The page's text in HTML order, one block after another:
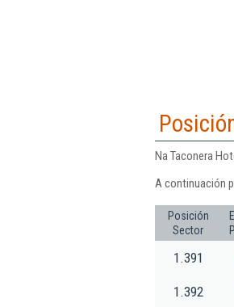
Na Taconera
A continuación
Posición
Sector
1.391
1.392